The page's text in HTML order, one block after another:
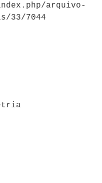
arquivo-
33/7044